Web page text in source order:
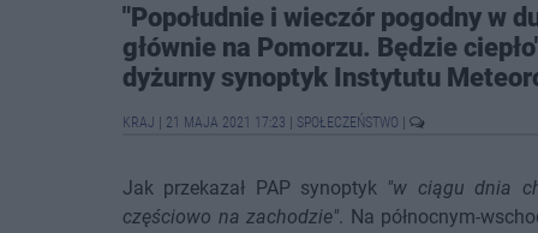
"Popołudnie i wieczór pogodny w
głównie na Pomorzu. Będzie
dyżurny synoptyk Instytutu
KRAJ 21 MAJA 2021 17:23 SPOŁECZEŃSTWO
Jak przekazał PAP synoptyk "w ciągu dnia
częściowo na zachodzie". Na północnym-